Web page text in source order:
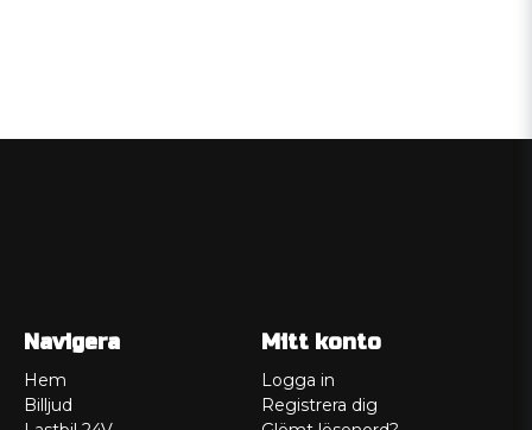
Navigera
Hem
Billjud
Mitt konto
Logga in
Registrera dig